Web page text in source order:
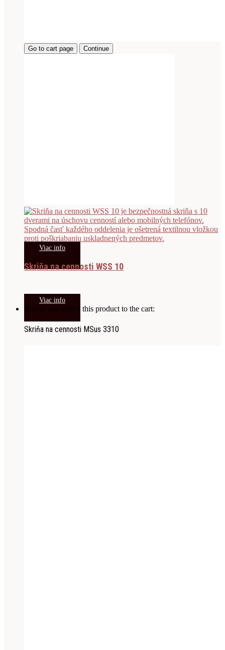
Go to cart page Continue
Viac info
Skriňa na cennosti WSS 10
Viac info
You've just added this product to the cart:
Skriňa na cennosti MSus 3310